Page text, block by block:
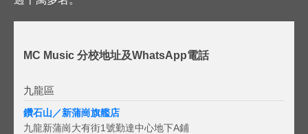
MC Music 分校地址及WhatsApp電話
九龍區
鑽石山／新蒲崗旗艦店
九龍新蒲崗大有街1號勤達中心地下A鋪